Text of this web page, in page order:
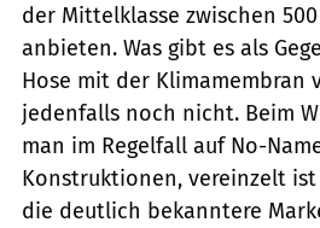
der Mittelklasse zwischen
anbieten. Was gibt es als
Hose mit der Klimamembran
jedenfalls noch nicht. Beim
man im Regelfall auf No-
Konstruktionen, vereinzelt
die deutlich bekanntere